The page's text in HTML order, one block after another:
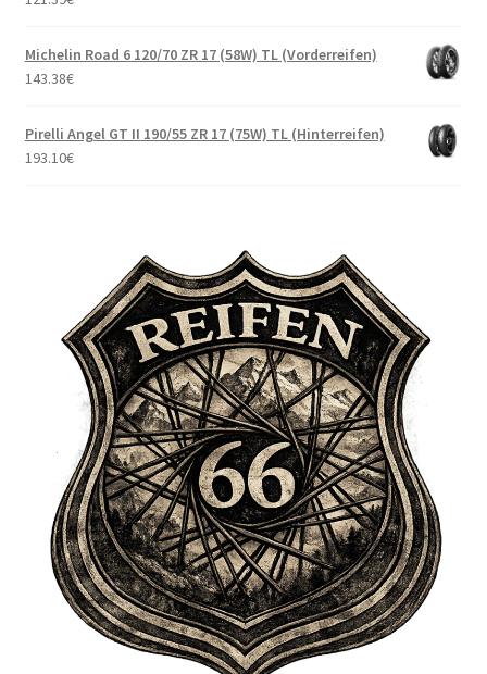
Michelin Road 6 120/70 ZR 17 (58W) TL (Vorderreifen)
143.38€
Pirelli Angel GT II 190/55 ZR 17 (75W) TL (Hinterreifen)
193.10€